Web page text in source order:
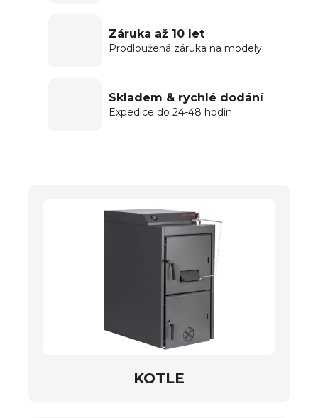
Záruka až 10 let
Prodloužená záruka na modely
Skladem & rychlé dodání
Expedice do 24-48 hodin
KOTLE